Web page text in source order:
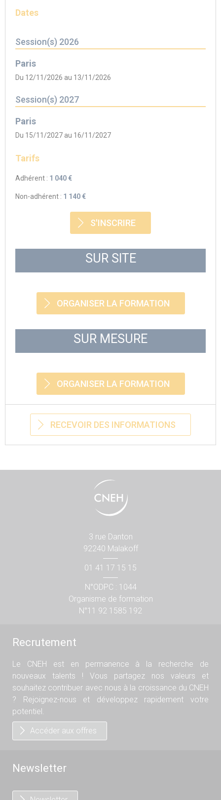
Dates
Session(s) 2026
Paris
Du 12/11/2026 au 13/11/2026
Session(s) 2027
Paris
Du 15/11/2027 au 16/11/2027
Tarifs
Adhérent : 1 040 €
Non-adhérent : 1 140 €
S'INSCRIRE
SUR SITE
ORGANISER LA FORMATION
SUR MESURE
ORGANISER LA FORMATION
RECEVOIR DES INFORMATIONS
3 rue Danton
92240 Malakoff
01 41 17 15 15
N°ODPC : 1044
Organisme de formation
N°11 92 1585 192
Recrutement
Le CNEH est en permanence à la recherche de
nouveaux talents ! Vous partagez nos valeurs et
souhaitez contribuer avec nous à la croissance du CNEH
? Rejoignez-nous et développez rapidement votre
potentiel.
Accéder aux offres
Newsletter